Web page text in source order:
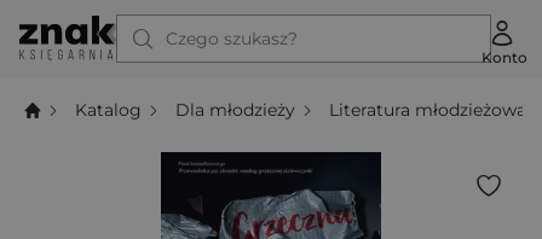
Czego szukasz?
Konto
Katalog Dla młodzieży Literatura młodzieżowa